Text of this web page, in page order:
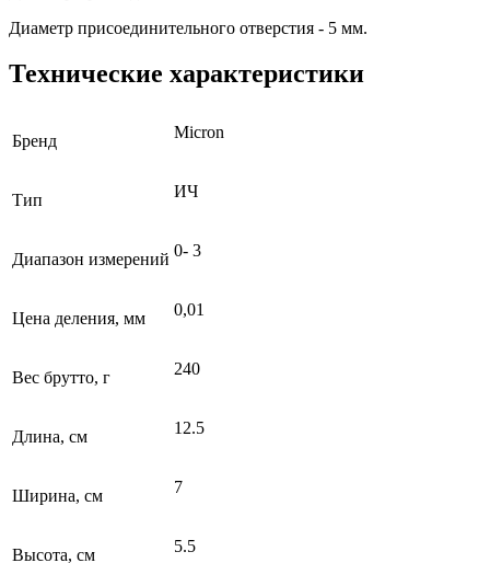
Диаметр присоединительного отверстия - 5 мм.
Технические характеристики
Бренд Micron
Тип ИЧ
Диапазон измерений 0- 3
Цена деления, мм 0,01
Вес брутто, г 240
Длина, см 12.5
Ширина, см 7
Высота, см 5.5